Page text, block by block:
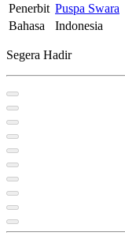
Penerbit Puspa Swara
Bahasa
Indonesia
Segera Hadir